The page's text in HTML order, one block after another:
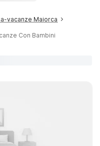
vacanze Maiorca
Con Bambini